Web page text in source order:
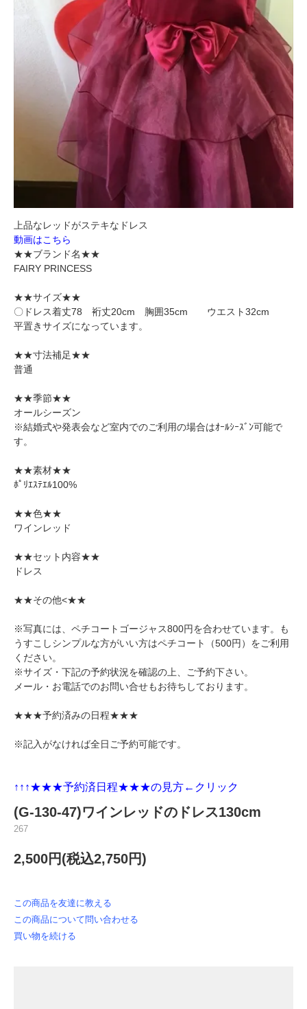
上品なレッドがステキなドレス
動画はこちら
★★ブランド名★★
FAIRY PRINCESS
★★サイズ★★
〇ドレス着丈78 裄丈20cm 胸囲35cm ウエスト32cm
平置きサイズになっています。
★★寸法補足★★
普通
★★季節★★
オールシーズン
※結婚式や発表会など室内でのご利用の場合はｵｰﾙｼｰｽﾞﾝ可能で
す。
★★素材★★
ﾎﾟﾘｴｽﾃｴﾙ100%
★★色★★
ワインレッド
★★セット内容★★
ドレス
★★その他<★★
※写真には、 ペチコートゴージャス800円を合わせています。も
うすこしシンプルな方がいい方はペチコート（500円） をご利用
ください。
※サイズ・下記の予約状況を確認の上、ご予約下さい。
メール・お電話でのお問い合せもお待ちしております。
★★★予約済みの日程★★★
※記入がなければ全日ご予約可能です。
↑↑↑★★★予約済日程★★★の見方←クリック
(G-130-47)ワインレッドのドレス130cm
267
2,500円(税込2,750円)
この商品を友達に教える
この商品について問い合わせる
買い物を続ける